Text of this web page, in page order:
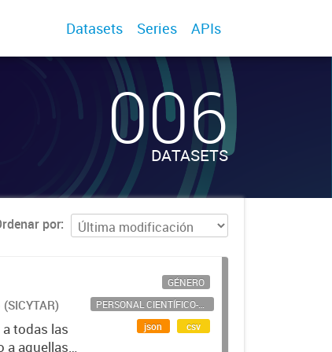
Datasets Series APIs
006
DATASETS
por
todas las
a aquellas
GÉNERO
PERSONAL CIENTÍFICO-TECNOLÓGICO
json
csv